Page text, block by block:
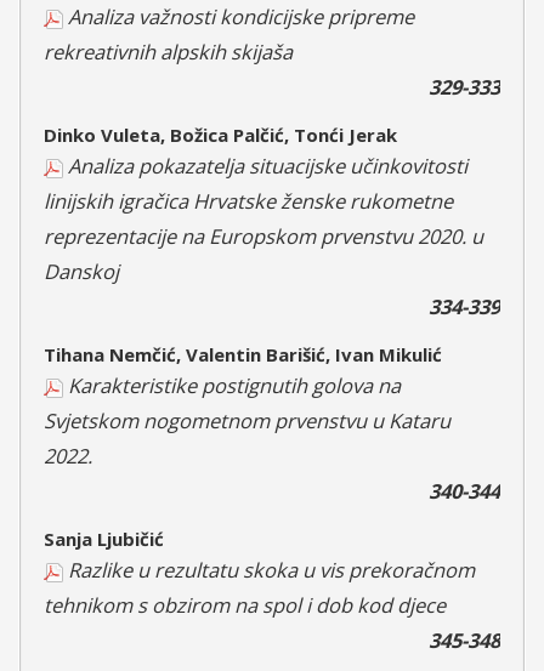
Analiza važnosti kondicijske pripreme
rekreativnih alpskih skijaša
329-333
Dinko Vuleta, Božica Palčić, Tonći Jerak
Analiza pokazatelja situacijske učinkovitosti
linijskih igračica Hrvatske ženske rukometne
reprezentacije na Europskom prvenstvu 2020. u
Danskoj
334-339
Tihana Nemčić, Valentin Barišić, Ivan Mikulić
Karakteristike postignutih golova na
Svjetskom nogometnom prvenstvu u Kataru
2022.
340-344
Sanja Ljubičić
Razlike u rezultatu skoka u vis prekoračnom
tehnikom s obzirom na spol i dob kod djece
345-348